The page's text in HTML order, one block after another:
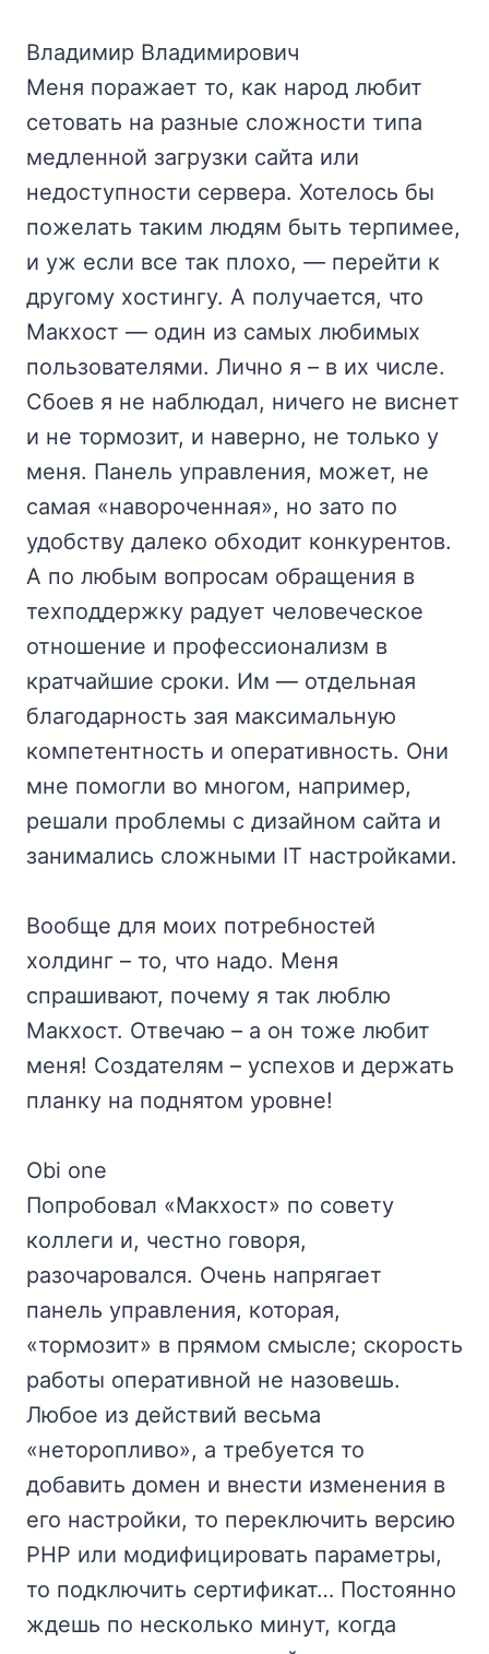
Владимир Владимирович
Меня поражает то, как народ любит
сетовать на разные сложности типа
медленной загрузки сайта или
недоступности сервера. Хотелось бы
пожелать таким людям быть терпимее,
и уж если все так плохо, — перейти к
другому хостингу. А получается, что
Макхост — один из самых любимых
пользователями. Лично я – в их числе.
Сбоев я не наблюдал, ничего не виснет
и не тормозит, и наверно, не только у
меня. Панель управления, может, не
самая «навороченная», но зато по
удобству далеко обходит конкурентов.
А по любым вопросам обращения в
техподдержку радует человеческое
отношение и профессионализм в
кратчайшие сроки. Им — отдельная
благодарность зая максимальную
компетентность и оперативность. Они
мне помогли во многом, например,
решали проблемы с дизайном сайта и
занимались сложными IT настройками.
Вообще для моих потребностей
холдинг – то, что надо. Меня
спрашивают, почему я так люблю
Макхост. Отвечаю – а он тоже любит
меня! Создателям – успехов и держать
планку на поднятом уровне!
Obi one
Попробовал «Макхост» по совету
коллеги и, честно говоря,
разочаровался. Очень напрягает
панель управления, которая,
«тормозит» в прямом смысле; скорость
работы оперативной не назовешь.
Любое из действий весьма
«неторопливо», а требуется то
добавить домен и внести изменения в
его настройки, то переключить версию
РНР или модифицировать параметры,
то подключить сертификат… Постоянно
ждешь по несколько минут, когда